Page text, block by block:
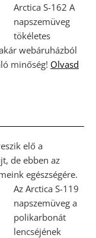
Arctica S-162 A
napszemüveg
tökéletes
webáruházból
minőség! Olvasd
elő a
de ebben az
egészségére.
Az Arctica S-119
napszemüveg a
polikarbonát
lencséjének